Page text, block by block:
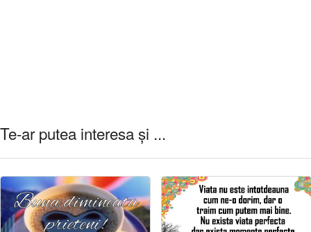
Te-ar putea interesa și ...